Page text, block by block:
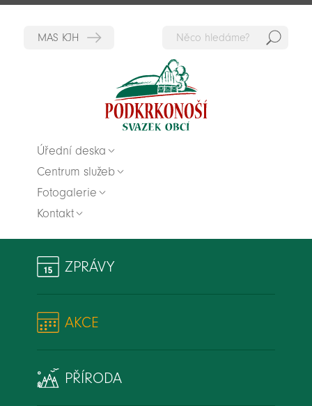
Úřední deska
Centrum služeb
Fotogalerie
Kontakt
ZPRÁVY
AKCE
PŘÍRODA